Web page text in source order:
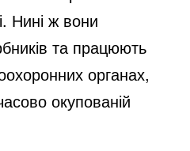
Нині ж вони
та працюють
органах,
окупованій